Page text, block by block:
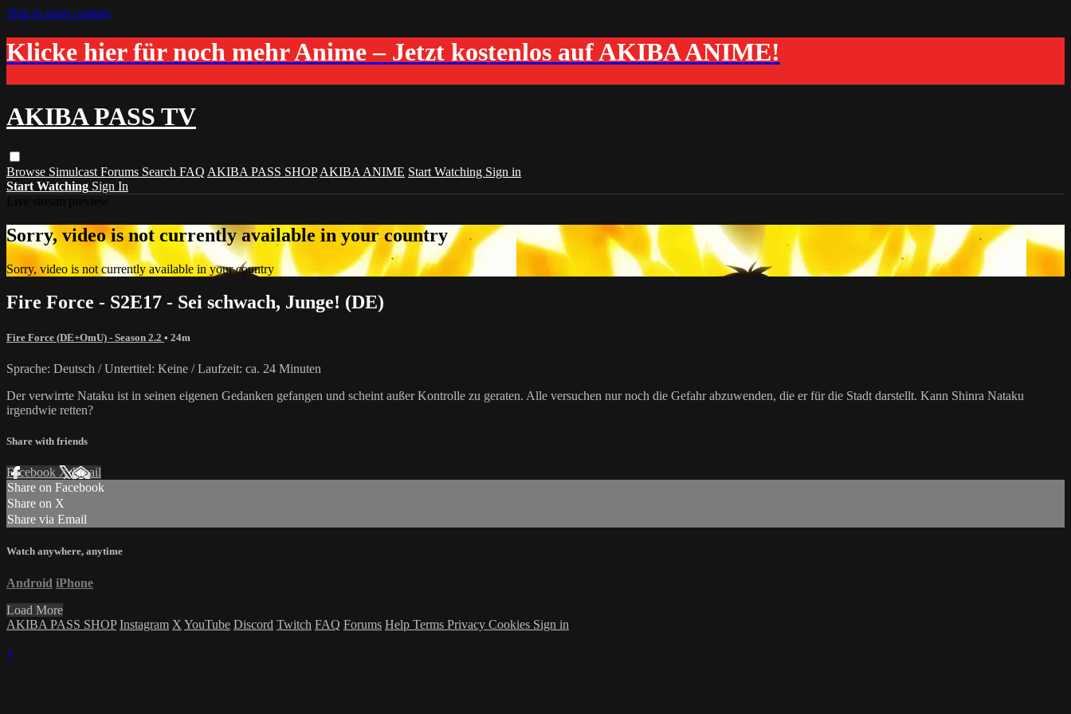
Skip to main content
Klicke hier für noch mehr Anime – Jetzt kostenlos auf AKIBA ANIME!
AKIBA PASS TV
Browse Simulcast Forums Search FAQ AKIBA PASS SHOP AKIBA ANIME Start Watching Sign in
Start Watching Sign In
Sorry, video is not currently available in your country
Sorry, video is not currently available in your country
Fire Force - S2E17 - Sei schwach, Junge! (DE)
Fire Force (DE+OmU) - Season 2.2 • 24m
Sprache: Deutsch / Untertitel: Keine / Laufzeit: ca. 24 Minuten
Der verwirrte Nataku ist in seinen eigenen Gedanken gefangen und scheint außer Kontrolle zu geraten. Alle versuchen nur noch die Gefahr abzuwenden, die er für die Stadt darstellt. Kann Shinra Nataku
irgendwie retten?
Share with friends
Facebook XEmail
Share on Facebook
Share on X
Share via Email
Watch anywhere, anytime
Android iPhone
Load More
AKIBA PASS SHOP Instagram X YouTube Discord Twitch FAQ Forums Help Terms Privacy Cookies Sign in
×